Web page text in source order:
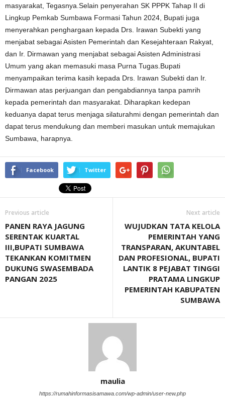
masyarakat, Tegasnya.Selain penyerahan SK PPPK Tahap II di
Lingkup Pemkab Sumbawa Formasi Tahun 2024, Bupati juga
menyerahkan penghargaan kepada Drs. Irawan Subekti yang
menjabat sebagai Asisten Pemerintah dan Kesejahteraan Rakyat,
dan Ir. Dirmawan yang menjabat sebagai Asisten Administrasi
Umum yang akan memasuki masa Purna Tugas.Bupati
menyampaikan terima kasih kepada Drs. Irawan Subekti dan Ir.
Dirmawan atas perjuangan dan pengabdiannya tanpa pamrih
kepada pemerintah dan masyarakat. Diharapkan kedepan
keduanya dapat terus menjaga silaturahmi dengan pemerintah dan
dapat terus mendukung dan memberi masukan untuk memajukan
Sumbawa, harapnya.
Facebook Twitter
Previous article
PANEN RAYA JAGUNG
SERENTAK KUARTAL
III,BUPATI SUMBAWA
TEKANKAN KOMITMEN
DUKUNG SWASEMBADA
PANGAN 2025
Next article
WUJUDKAN TATA KELOLA
PEMERINTAH YANG
TRANSPARAN, AKUNTABEL
DAN PROFESIONAL, BUPATI
LANTIK 8 PEJABAT TINGGI
PRATAMA LINGKUP
PEMERINTAH KABUPATEN
SUMBAWA
maulia
https://rumahinformasisamawa.com/wp-admin/user-new.php